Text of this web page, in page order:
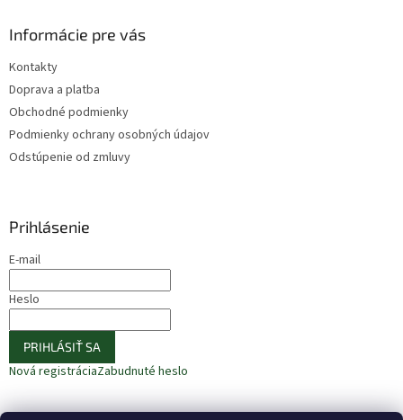
Informácie pre vás
Kontakty
Doprava a platba
Obchodné podmienky
Podmienky ochrany osobných údajov
Odstúpenie od zmluvy
Prihlásenie
E-mail
Heslo
PRIHLÁSIŤ SA
Nová registráciaZabudnuté heslo